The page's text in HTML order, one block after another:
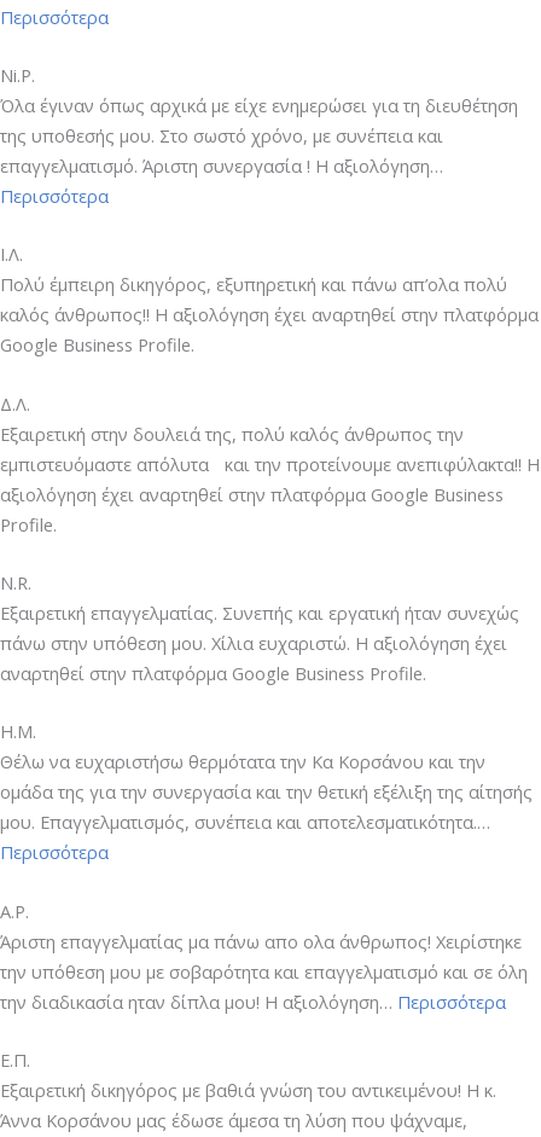
Περισσότερα“Tzeni.Vasil”
Ni.P.
Όλα έγιναν όπως αρχικά με είχε ενημερώσει για τη διευθέτηση
της υποθεσής μου. Στο σωστό χρόνο, με συνέπεια και
επαγγελματισμό. Άριστη συνεργασία ! Η αξιολόγηση…
Περισσότερα“Ni.P.”
Ι.Λ.
Πολύ έμπειρη δικηγόρος, εξυπηρετική και πάνω απ’ολα πολύ
καλός άνθρωπος!! Η αξιολόγηση έχει αναρτηθεί στην πλατφόρμα
Google Business Profile.
Δ.Λ.
Εξαιρετική στην δουλειά της, πολύ καλός άνθρωπος την
εμπιστευόμαστε απόλυτα και την προτείνουμε ανεπιφύλακτα!! Η
αξιολόγηση έχει αναρτηθεί στην πλατφόρμα Google Business
Profile.
N.R.
Εξαιρετική επαγγελματίας. Συνεπής και εργατική ήταν συνεχώς
πάνω στην υπόθεση μου. Χίλια ευχαριστώ. Η αξιολόγηση έχει
αναρτηθεί στην πλατφόρμα Google Business Profile.
H.M.
Θέλω να ευχαριστήσω θερμότατα την Κα Κορσάνου και την
ομάδα της για την συνεργασία και την θετική εξέλιξη της αίτησής
μου. Επαγγελματισμός, συνέπεια και αποτελεσματικότητα.…
Περισσότερα“H.M.”
A.P.
Άριστη επαγγελματίας μα πάνω απο ολα άνθρωπος! Χειρίστηκε
την υπόθεση μου με σοβαρότητα και επαγγελματισμό και σε όλη
την διαδικασία ηταν δίπλα μου! Η αξιολόγηση… Περισσότερα
Ε.Π.
Εξαιρετική δικηγόρος με βαθιά γνώση του αντικειμένου! Η κ.
Άννα Κορσάνου μας έδωσε άμεσα τη λύση που ψάχναμε,